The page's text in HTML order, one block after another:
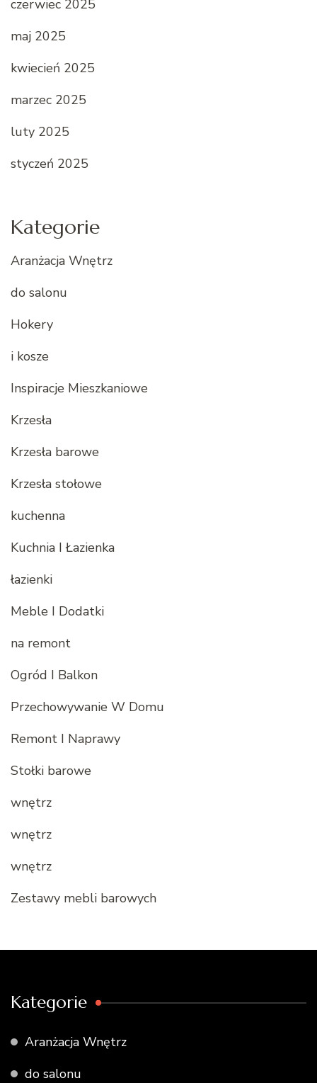
czerwiec 2025
maj 2025
kwiecień 2025
marzec 2025
luty 2025
styczeń 2025
Kategorie
Aranżacja Wnętrz
do salonu
Hokery
i kosze
Inspiracje Mieszkaniowe
Krzesła
Krzesła barowe
Krzesła stołowe
kuchenna
Kuchnia I Łazienka
łazienki
Meble I Dodatki
na remont
Ogród I Balkon
Przechowywanie W Domu
Remont I Naprawy
Stołki barowe
wnętrz
wnętrz
wnętrz
Zestawy mebli barowych
Kategorie
Aranżacja Wnętrz
do salonu